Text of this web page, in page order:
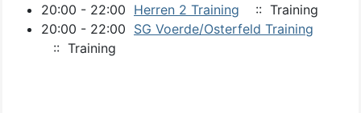
20:00 - 22:00 Herren 2 Training
:: Training
20:00 - 22:00 SG Voerde/Osterfeld Training
:: Training